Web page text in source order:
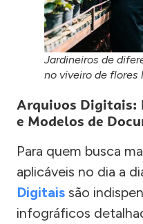
Jardineiros de
no viveiro de flores
Arquivos Digitais:
e Modelos de
Para quem busca
aplicáveis no dia a
Digitais são
infográficos